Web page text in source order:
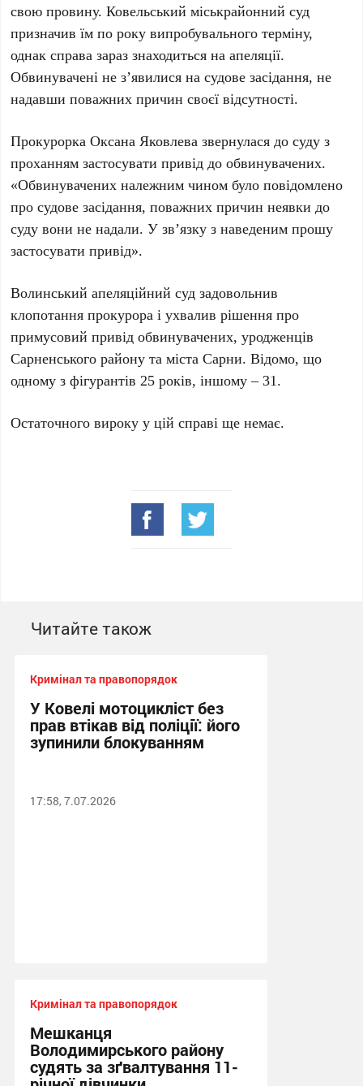
свою провину. Ковельський міськрайонний суд
призначив їм по року випробувального терміну,
однак справа зараз знаходиться на апеляції.
Обвинувачені не з’явилися на судове засідання, не
надавши поважних причин своєї відсутності.
Прокурорка Оксана Яковлева звернулася до суду з
проханням застосувати привід до обвинувачених.
«Обвинувачених належним чином було повідомлено
про судове засідання, поважних причин неявки до
суду вони не надали. У зв’язку з наведеним прошу
застосувати привід».
Волинський апеляційний суд задовольнив
клопотання прокурора і ухвалив рішення про
примусовий привід обвинувачених, уродженців
Сарненського району та міста Сарни. Відомо, що
одному з фігурантів 25 років, іншому – 31.
Остаточного вироку у цій справі ще немає.
Читайте також
Кримінал та правопорядок
У Ковелі мотоцикліст без
прав втікав від поліції: його
зупинили блокуванням
17:58, 7.07.2026
Кримінал та правопорядок
Мешканця
Володимирського району
судять за зґвалтування 11-